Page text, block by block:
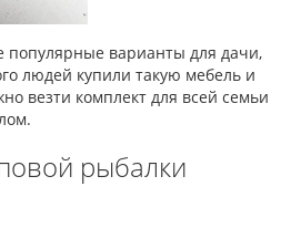
популярные варианты для дачи,
людей купили такую мебель и
везти комплект для всей семьи
рыбалки